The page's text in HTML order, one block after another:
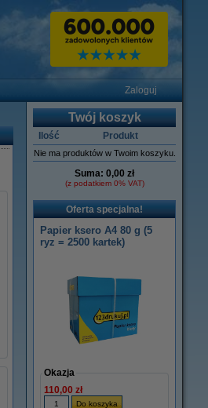
Zaloguj
Twój koszyk
Ilość Produkt
Nie ma produktów w Twoim koszyku.
Suma: 0,00 zł
(z podatkiem 0% VAT)
Oferta specjalna!
Papier ksero A4 80 g (5
ryz = 2500 kartek)
Okazja
110,00 zł